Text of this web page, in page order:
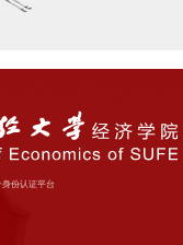
份认证平台